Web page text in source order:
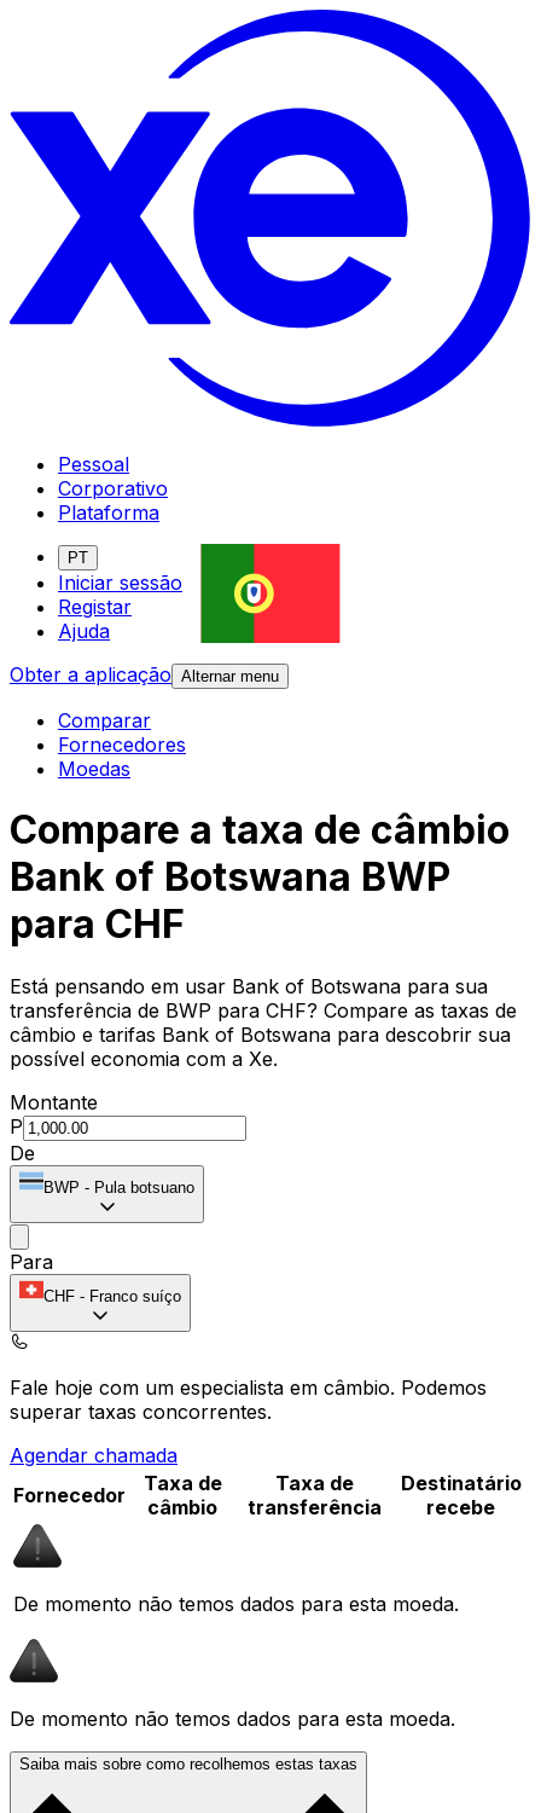
Pessoal
Corporativo
Plataforma
PT
Iniciar sessão
Registar
Ajuda
Obter a aplicação Alternar menu
Comparar
Fornecedores
Moedas
Compare a taxa de câmbio
Bank of Botswana BWP
para CHF
Está pensando em usar Bank of Botswana para sua
transferência de BWP para CHF? Compare as taxas de
câmbio e tarifas Bank of Botswana para descobrir sua
possível economia com a Xe.
Montante
P
De
BWP - Pula botsuano
Para
CHF - Franco suíço
Fale hoje com um especialista em câmbio. Podemos
superar taxas concorrentes.
Agendar chamada
Fornecedor
Taxa de
câmbio
Taxa de
transferência
Destinatário
recebe
De momento não temos dados para esta moeda.
De momento não temos dados para esta moeda.
Saiba mais sobre como recolhemos estas taxas